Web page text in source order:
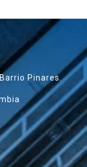
Pinares.